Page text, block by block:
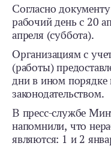
Согласно
рабочий день с 20
апреля (суббота).
Организациям с
(работы)
дни в ином порядке
законодательством.
В пресс-службе
напомнили, что
являются: 1 и 2